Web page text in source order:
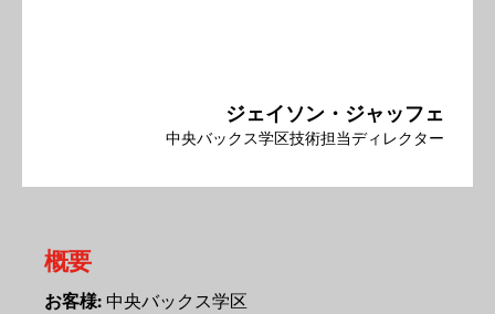
ジェイソン・ジャッフェ
中央バックス学区技術担当ディレクター
概要
お客様: 中央バックス学区